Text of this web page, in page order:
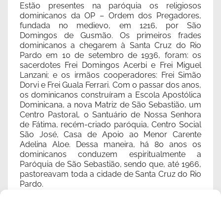
Estão presentes na paróquia os religiosos
dominicanos da OP – Ordem dos Pregadores,
fundada no medievo, em 1216, por São
Domingos de Gusmão. Os primeiros frades
dominicanos a chegarem à Santa Cruz do Rio
Pardo em 10 de setembro de 1936, foram: os
sacerdotes Frei Domingos Acerbi e Frei Miguel
Lanzani; e os irmãos cooperadores: Frei Simão
Dorvi e Frei Guala Ferrari. Com o passar dos anos,
os dominicanos construíram a Escola Apostólica
Dominicana, a nova Matriz de São Sebastião, um
Centro Pastoral, o Santuário de Nossa Senhora
de Fátima, recém-criado paróquia, Centro Social
São José, Casa de Apoio ao Menor Carente
Adelina Aloe. Dessa maneira, há 80 anos os
dominicanos conduzem espiritualmente a
Paróquia de São Sebastião, sendo que, até 1966,
pastoreavam toda a cidade de Santa Cruz do Rio
Pardo.